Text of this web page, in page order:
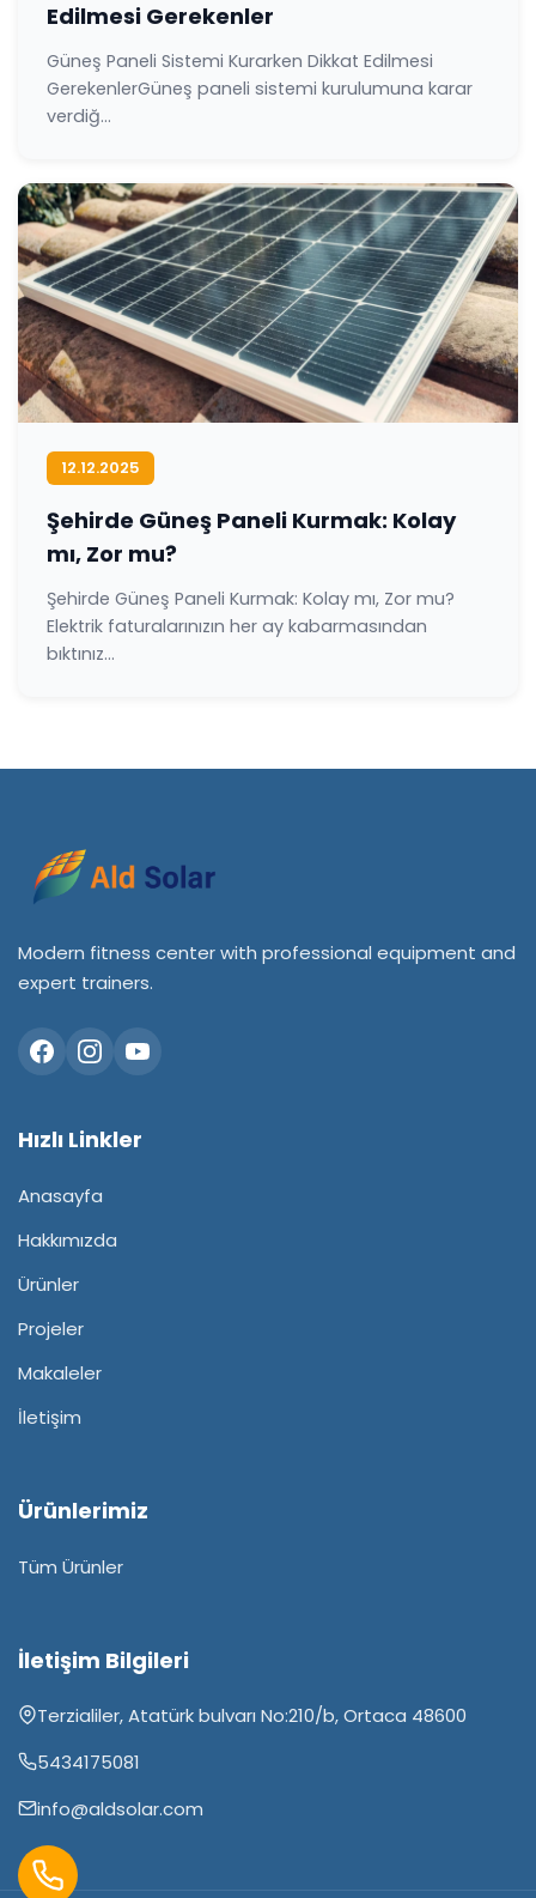
Edilmesi Gerekenler
Güneş Paneli Sistemi Kurarken Dikkat Edilmesi
GerekenlerGüneş paneli sistemi kurulumuna karar
verdiğ...
12.12.2025
Şehirde Güneş Paneli Kurmak: Kolay
mı, Zor mu?
Şehirde Güneş Paneli Kurmak: Kolay mı, Zor mu?
Elektrik faturalarınızın her ay kabarmasından
bıktınız...
Modern fitness center with professional equipment and
expert trainers.
Hızlı Linkler
Anasayfa
Hakkımızda
Ürünler
Projeler
Makaleler
İletişim
Ürünlerimiz
Tüm Ürünler
İletişim Bilgileri
Terzialiler, Atatürk bulvarı No:210/b, Ortaca 48600
5434175081
info@aldsolar.com